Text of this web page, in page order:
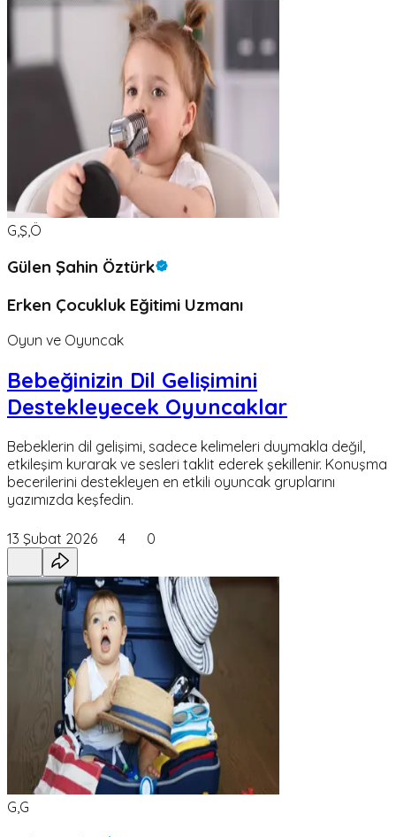
G,Ş,Ö
Gülen Şahin Öztürk
Erken Çocukluk Eğitimi Uzmanı
Oyun ve Oyuncak
Bebeğinizin Dil Gelişimini
Destekleyecek Oyuncaklar
Bebeklerin dil gelişimi, sadece kelimeleri duymakla değil,
etkileşim kurarak ve sesleri taklit ederek şekillenir. Konuşma
becerilerini destekleyen en etkili oyuncak gruplarını
yazımızda keşfedin.
13 Şubat 2026 4 0
G,G